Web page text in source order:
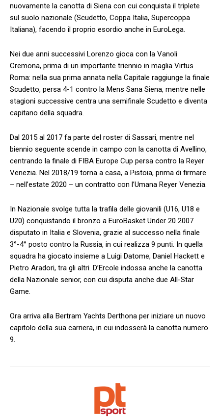
nuovamente la canotta di Siena con cui conquista il triplete
sul suolo nazionale (Scudetto, Coppa Italia, Supercoppa
Italiana), facendo il proprio esordio anche in EuroLega.
Nei due anni successivi Lorenzo gioca con la Vanoli
Cremona, prima di un importante triennio in maglia Virtus
Roma: nella sua prima annata nella Capitale raggiunge la finale
Scudetto, persa 4-1 contro la Mens Sana Siena, mentre nelle
stagioni successive centra una semifinale Scudetto e diventa
capitano della squadra.
Dal 2015 al 2017 fa parte del roster di Sassari, mentre nel
biennio seguente scende in campo con la canotta di Avellino,
centrando la finale di FIBA Europe Cup persa contro la Reyer
Venezia. Nel 2018/19 torna a casa, a Pistoia, prima di firmare
– nell’estate 2020 – un contratto con l’Umana Reyer Venezia.
In Nazionale svolge tutta la trafila delle giovanili (U16, U18 e
U20) conquistando il bronzo a EuroBasket Under 20 2007
disputato in Italia e Slovenia, grazie al successo nella finale
3°-4° posto contro la Russia, in cui realizza 9 punti. In quella
squadra ha giocato insieme a Luigi Datome, Daniel Hackett e
Pietro Aradori, tra gli altri. D’Ercole indossa anche la canotta
della Nazionale senior, con cui disputa anche due All-Star
Game.
Ora arriva alla Bertram Yachts Derthona per iniziare un nuovo
capitolo della sua carriera, in cui indosserà la canotta numero
9.